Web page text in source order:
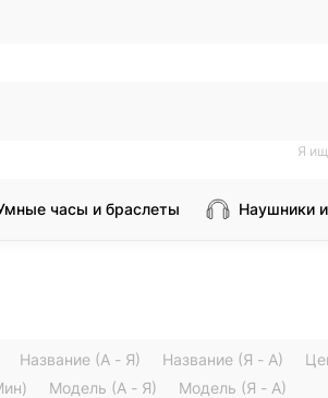
Я
часы и браслеты Наушники
Название (А - Я) Название (Я - А)
Модель (А - Я) Модель (Я - А)